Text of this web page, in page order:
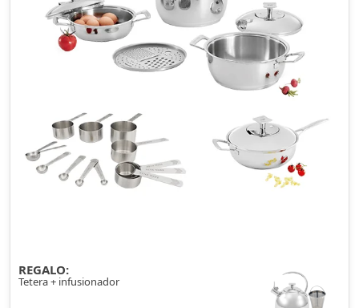
REGALO:
Tetera + infusionador